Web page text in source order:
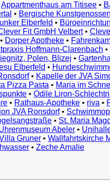
Appartmenthaus am Titisee •
• Bergische
Elberfeld •
Fit GmbH Velbert•
• Dorper Apotheke •
Hoffmann-Clarenbach •
Polen, Blizej •
Elberfeld •
• Kapelle der JVA
Pizza Pasta • Maria im
• Odile Liron-
• Rathaus-Apotheke • riva •
JVA Ronsdorf•
• St. Maria
Abeler •
Gruner • Wallfahrtskirche
• Zeche Amalie